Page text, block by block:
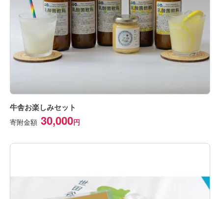
牛舎お楽しみセット
寄附金額 30,000